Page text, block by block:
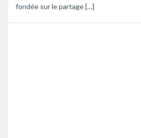
fondée sur le partage […]